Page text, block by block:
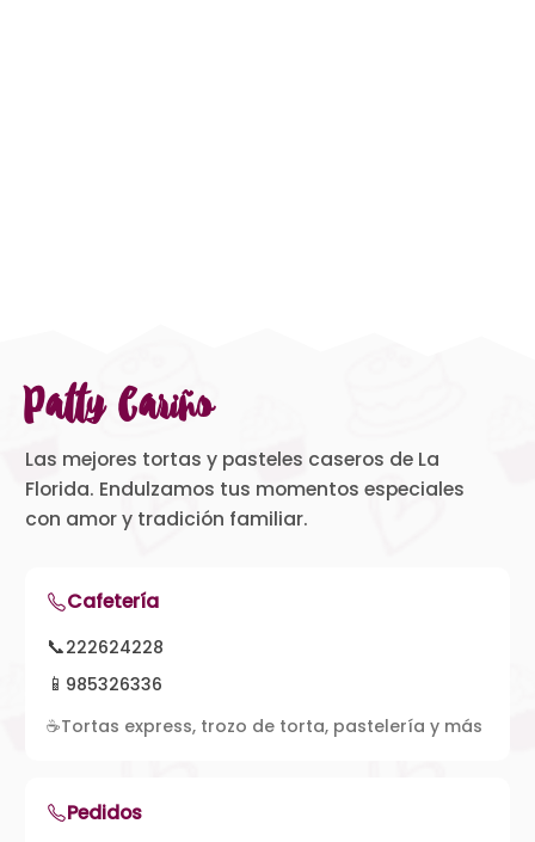
Patty Cariño
Las mejores tortas y pasteles caseros de La
Florida. Endulzamos tus momentos especiales
con amor y tradición familiar.
Cafetería
📞222624228
📱 985326336
☕Tortas express, trozo de torta, pastelería y más
Pedidos